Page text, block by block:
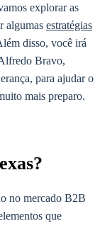
explorar as
algumas estratégias
disso, você irá
Bravo,
para ajudar o
mais preparo.
no mercado B2B
que